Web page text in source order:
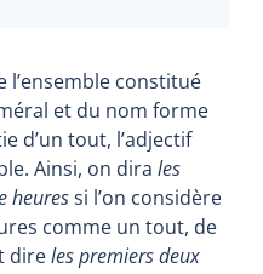
l’ensemble constitué
et du nom forme
d’un tout, l’adjectif
Ainsi, on dira les
heuressi l’on considère
comme un tout, de
direles premiers deux